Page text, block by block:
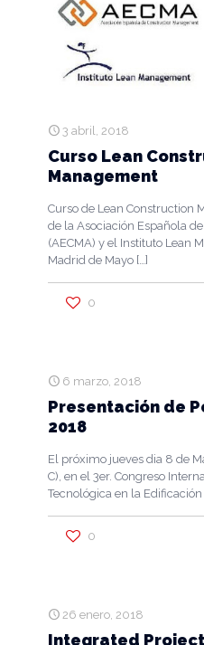
3 abril, 2018
Curso Lean
Management
Curso de Lean Construction
de la Asociación Española
(AECMA) y el Instituto Lean
Madrid de Mayo […]
0
6 marzo, 2018
Presentación de
2018
El próximo jueves dia 8 de
C), en el 3er. Congreso
Tecnológica en la Edificación
0
26 enero, 2018
Integrated Project